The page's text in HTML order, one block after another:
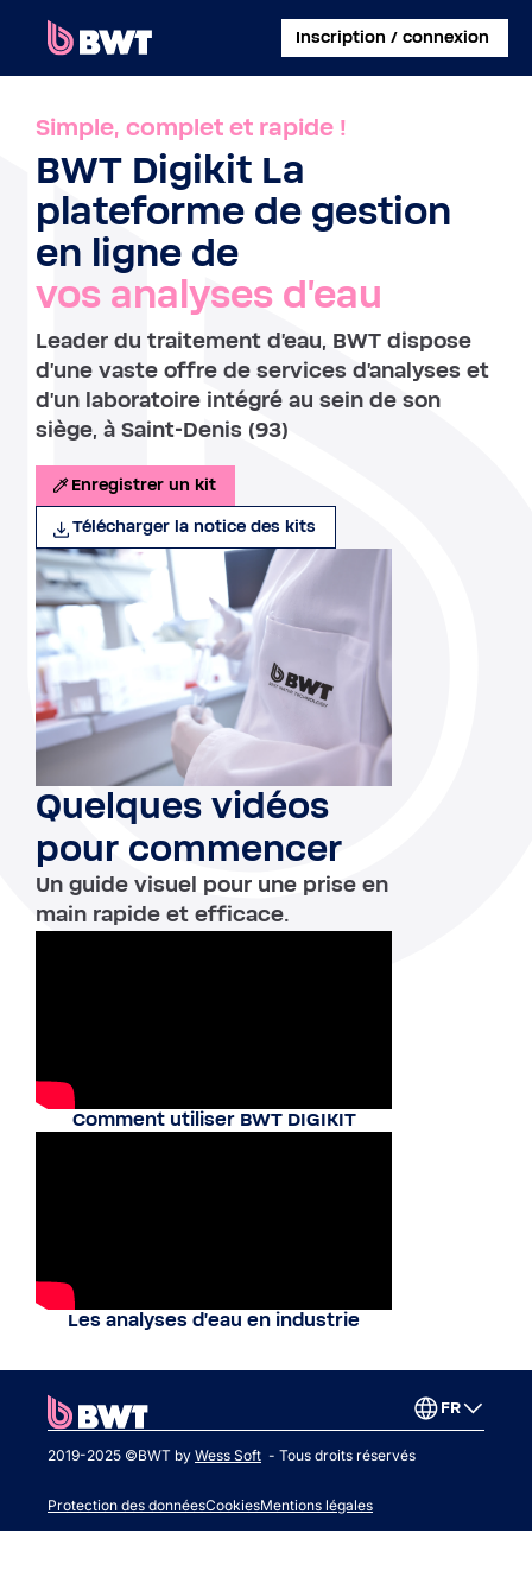
Inscription / connexion
SE CONNECTER
CRÉER UN COMPTE CLIENT
ENREGISTRER UN KIT SANS COMPTE
À PROPOS DE BWT
CONTACT
Simple, complet et rapide !
BWT Digikit La
plateforme de gestion
en ligne de
vos analyses d'eau
Leader du traitement d'eau, BWT dispose
d'une vaste offre de services d'analyses et
d'un laboratoire intégré au sein de son
siège, à Saint-Denis (93)
Enregistrer un kit
Télécharger la notice des kits
Quelques vidéos
pour commencer
Un guide visuel pour une prise en
main rapide et efficace.
Comment utiliser BWT DIGIKIT
Les analyses d'eau en industrie
FR
2019-2025 ©BWT by Wess Soft - Tous droits réservés
Protection des donnéesCookiesMentions légales